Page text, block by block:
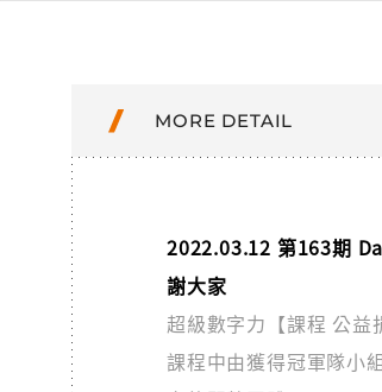
MORE DETAIL
2022.03.12 第163期
謝大家
超級數字力【課程 公益
課程中由獲得冠軍隊小